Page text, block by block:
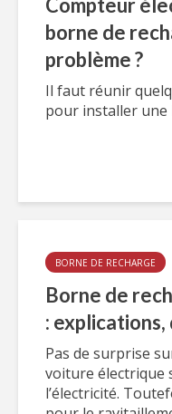
Compteur
borne de
problème ?
Il faut réunir
pour installer une
BORNE DE RECHARGE
Borne de
:
Pas de surprise
voiture électrique
l’électricité.